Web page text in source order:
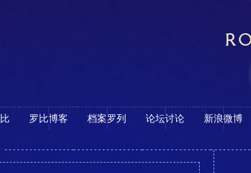
罗比博客 档案罗列 论坛讨论 新浪微博